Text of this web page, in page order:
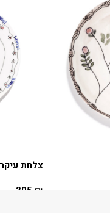
צלחת עיקרית
395 ₪